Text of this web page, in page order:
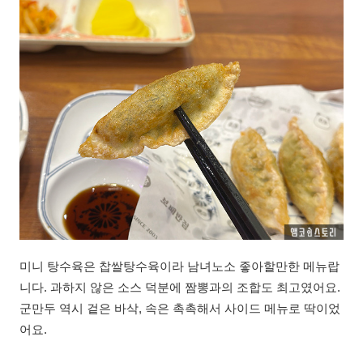
미니 탕수육은 찹쌀탕수육이라 남녀노소 좋아할만한 메뉴랍
니다. 과하지 않은 소스 덕분에 짬뽕과의 조합도 최고였어요.
군만두 역시 겉은 바삭, 속은 촉촉해서 사이드 메뉴로 딱이었
어요.